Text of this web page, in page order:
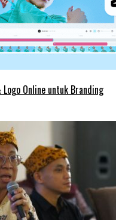
Online untuk Branding